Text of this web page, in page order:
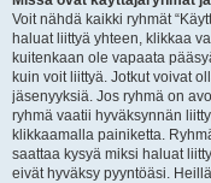
Voit nähdä kaikki ryhmät
haluat liittyä yhteen, klikkaa
kuitenkaan ole vapaata
kuin voit liittyä. Jotkut voivat
jäsenyyksiä. Jos ryhmä on
ryhmä vaatii hyväksynnän
klikkaamalla painiketta.
saattaa kysyä miksi haluat
eivät hyväksy pyyntöäsi.